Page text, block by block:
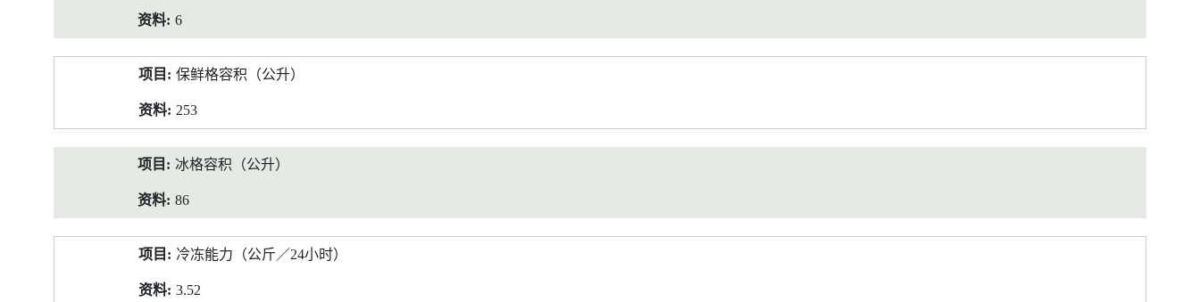
6
保鲜格容积（公升）
253
冰格容积（公升）
86
冷冻能力（公斤／24小时）
3.52